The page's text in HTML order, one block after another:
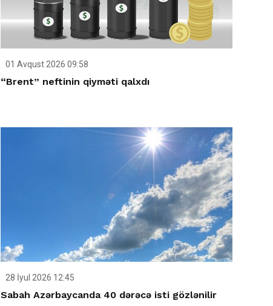
01 Avqust 2026 09:58
“Brent” neftinin qiyməti qalxdı
28 İyul 2026 12:45
Sabah Azərbaycanda 40 dərəcə isti gözlənilir